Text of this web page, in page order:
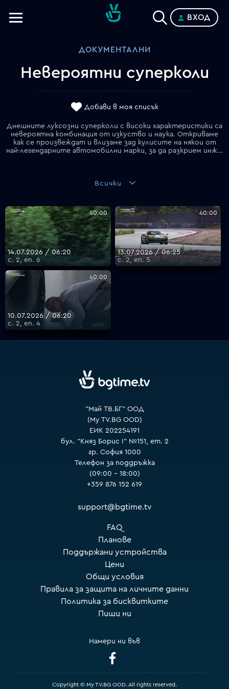
VOYO
ВХОД
ДОКУМЕНТАЛНИ
Невероятни суперколи
Добави в моя списък
Днешните луксозни суперколи с високи характеристики са
невероятна комбинация от изкуство и наука. Откриваме
как се произвеждат и влизаме зад кулисите на някои от
най-легендарните автомобилни марки, за да разкрием инженерните тайни и ключа към успеха.
Всички
40:00
14.07.2026 / 06:20
с. 2, еп. 6
40:00
13.07.2026 / 06:25
с. 2, еп. 5
40:00
10.07.2026 / 06:20
с. 2, еп. 4
"Май ТВ.БГ" ООД
(My TV.BG OOD)
ЕИК 202254191
бул. "Княз Борис I" №151, ет. 2
гр. София 1000
Телефон за поддръжка
(09:00 – 18:00)
+359 876 152 619
support@bgtime.tv
FAQ
Планове
Поддържани устройства
Цени
Общи условия
Правила за защита на личните данни
Политика за бисквитките
Пиши ни
Намери ни във
Copyright © My TV.BG OOD. All rights reserved.